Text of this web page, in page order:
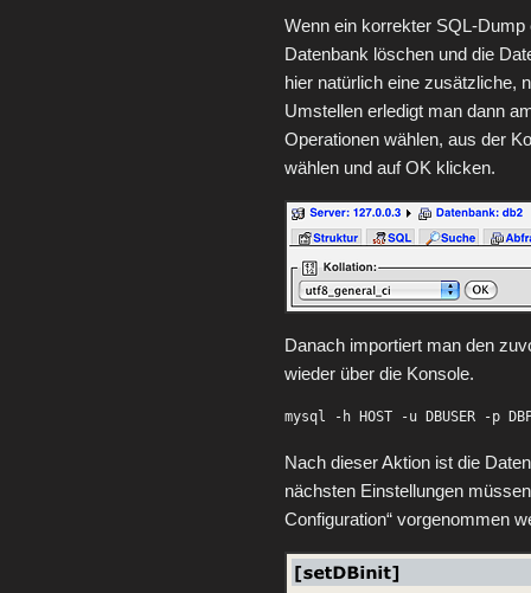
Wenn ein korrekter SQL-Dump
Datenbank löschen und die
hier natürlich eine zusätzliche,
Umstellen erledigt man dann
Operationen wählen, aus der
wählen und auf OK klicken.
Danach importiert man den
wieder über die Konsole.
mysql -h HOST -u DBUSER -p
Nach dieser Aktion ist die
nächsten Einstellungen
Configuration“ vorgenommen